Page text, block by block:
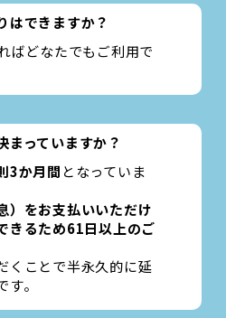
はできますか？
ばどなたでもご利用で
まっていますか？
3か月間 となっていま
）をお支払いいただけ
きるため61日以上のご
くことで半永久的に延
。